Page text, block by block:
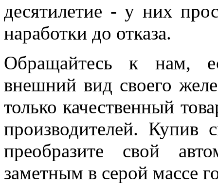
десятилетие - у них
наработки до отказа.
Обращайтесь к нам,
внешний вид своего
только качественный
производителей. Купив
преобразите свой
заметным в серой массе